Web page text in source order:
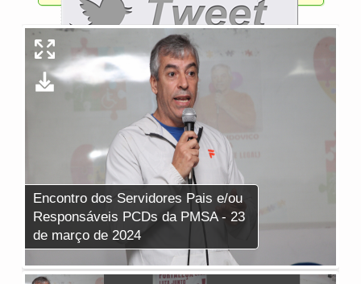
Encontro dos Servidores Pais e/ou
Responsáveis PCDs da PMSA - 23
de março de 2024